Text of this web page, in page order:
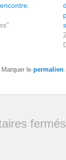
. Marquer le permalien